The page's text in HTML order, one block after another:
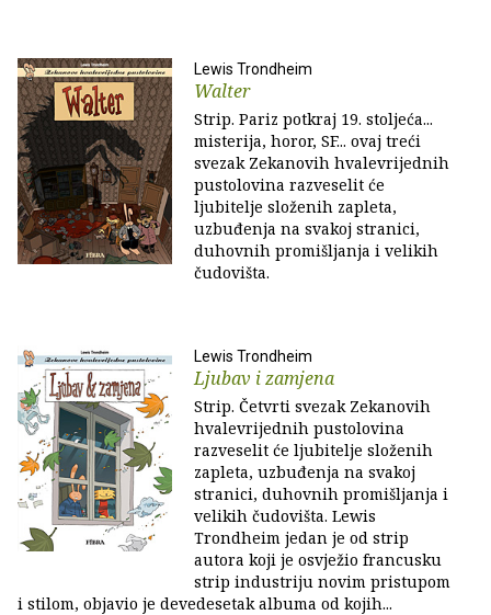
Lewis Trondheim
Walter
Strip. Pariz potkraj 19. stoljeća...
misterija, horor, SF... ovaj treći
svezak Zekanovih hvalevrijednih
pustolovina razveselit će
ljubitelje složenih zapleta,
uzbuđenja na svakoj stranici,
duhovnih promišljanja i velikih
čudovišta.
Lewis Trondheim
Ljubav i zamjena
Strip. Četvrti svezak Zekanovih
hvalevrijednih pustolovina
razveselit će ljubitelje složenih
zapleta, uzbuđenja na svakoj
stranici, duhovnih promišljanja i
velikih čudovišta. Lewis
Trondheim jedan je od strip
autora koji je osvježio francusku
strip industriju novim pristupom
i stilom, objavio je devedesetak albuma od kojih...